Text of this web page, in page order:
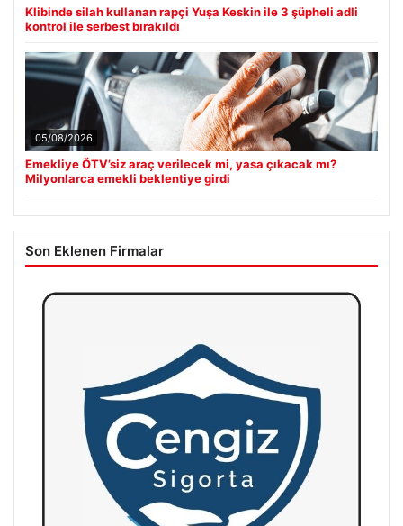
Klibinde silah kullanan rapçi Yuşa Keskin ile 3 şüpheli adli
kontrol ile serbest bırakıldı
05/08/2026
Emekliye ÖTV’siz araç verilecek mi, yasa çıkacak mı?
Milyonlarca emekli beklentiye girdi
Son Eklenen Firmalar